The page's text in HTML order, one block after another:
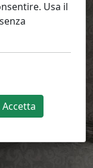
Usa il
Accetta